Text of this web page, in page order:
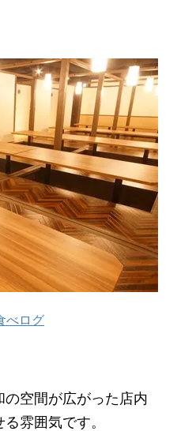
べログ
空間が広がった店内
雰囲気です。